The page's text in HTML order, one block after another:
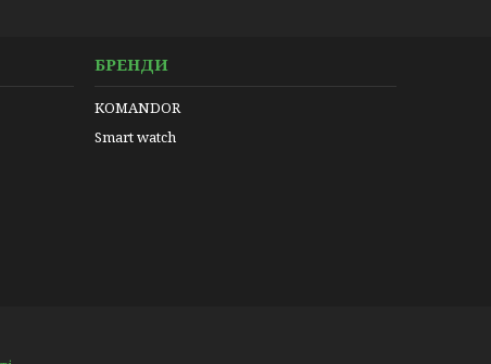
БРЕНДИ
KOMANDOR
Smart watch